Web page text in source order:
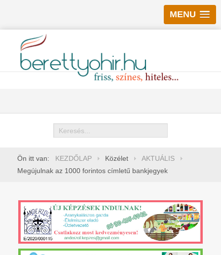
MENU
Keresés
Ön itt van: KEZDŐLAP Közélet
AKTUÁLIS
Megújulnak az 1000 forintos címletű bankjegyek